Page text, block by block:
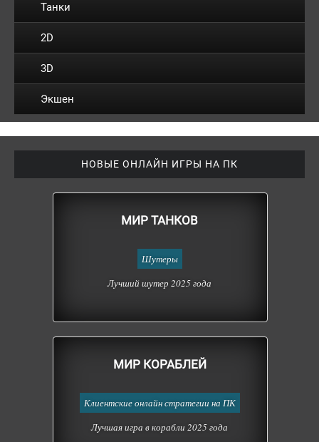
Танки
2D
3D
Экшен
НОВЫЕ ОНЛАЙН ИГРЫ НА ПК
МИР ТАНКОВ
Шутеры
Лучший шутер 2025 года
МИР КОРАБЛЕЙ
Клиентские онлайн стратегии на ПК
Лучшая игра в корабли 2025 года